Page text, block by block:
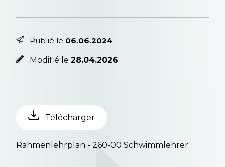
Publié le 06.06.2024
Modifié le 28.04.2026
Télécharger
Rahmenlehrplan - 260-00 Schwimmlehrer